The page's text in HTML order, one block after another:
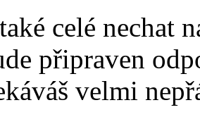
celé nechat
připraven
velmi